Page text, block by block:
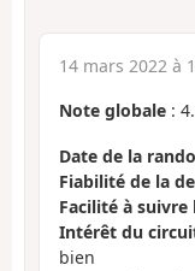
14 mars 2022 à
Note globale :
Date de la
Fiabilité de la
Facilité à
Intérêt du
bien